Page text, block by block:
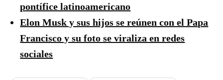
pontífice latinoamericano
Elon Musk y sus hijos se reúnen con el Papa
Francisco y su foto se viraliza en redes
sociales